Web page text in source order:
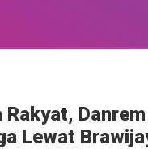
Lewat